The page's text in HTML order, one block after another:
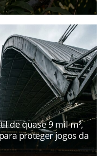
de quase 9 mil m²,
proteger jogos da